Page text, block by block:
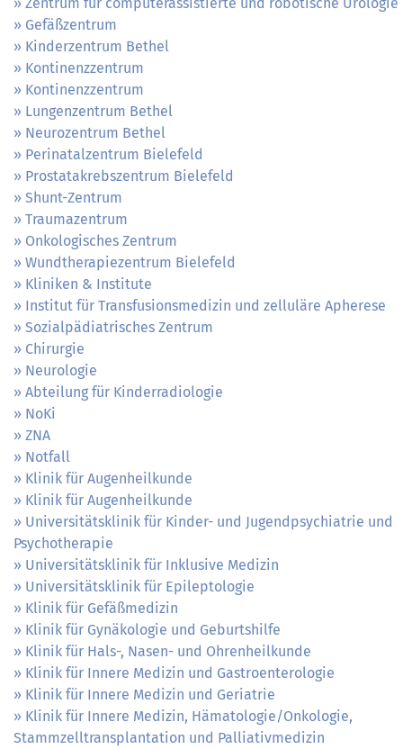
Gefäßzentrum
Kinderzentrum Bethel
Kontinenzzentrum
Kontinenzzentrum
Lungenzentrum Bethel
Neurozentrum Bethel
Perinatalzentrum Bielefeld
Prostatakrebszentrum Bielefeld
Shunt-Zentrum
Traumazentrum
Onkologisches Zentrum
Wundtherapiezentrum Bielefeld
Kliniken & Institute
Institut für Transfusionsmedizin und zelluläre Apherese
Sozialpädiatrisches Zentrum
Chirurgie
Neurologie
Abteilung für Kinderradiologie
NoKi
ZNA
Notfall
Klinik für Augenheilkunde
Klinik für Augenheilkunde
Universitätsklinik für Kinder- und Jugendpsychiatrie und
Psychotherapie
Universitätsklinik für Inklusive Medizin
Universitätsklinik für Epileptologie
Klinik für Gefäßmedizin
Klinik für Gynäkologie und Geburtshilfe
Klinik für Hals-, Nasen- und Ohrenheilkunde
Klinik für Innere Medizin und Gastroenterologie
Klinik für Innere Medizin und Geriatrie
Klinik für Innere Medizin, Hämatologie/Onkologie,
Stammzelltransplantation und Palliativmedizin